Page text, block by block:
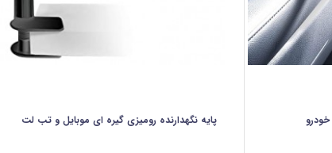
پایه نگهدارنده رومیزی گیره ای موبایل و تب لت